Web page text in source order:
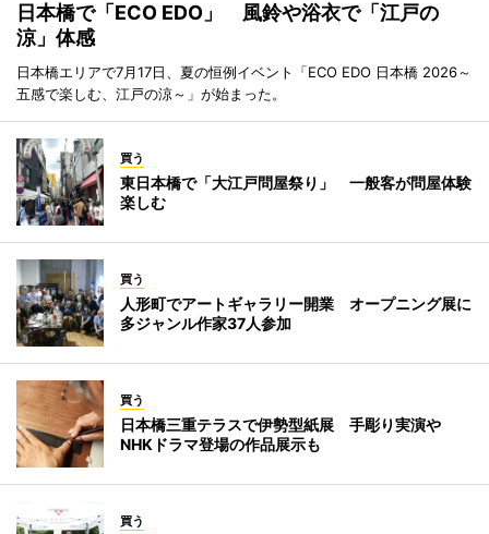
日本橋で「ECO EDO」 風鈴や浴衣で「江戸の
涼」体感
日本橋エリアで7月17日、夏の恒例イベント「ECO EDO 日本橋 2026～
五感で楽しむ、江戸の涼～」が始まった。
買う
東日本橋で「大江戸問屋祭り」 一般客が問屋体験
楽しむ
買う
人形町でアートギャラリー開業 オープニング展に
多ジャンル作家37人参加
買う
日本橋三重テラスで伊勢型紙展 手彫り実演や
NHKドラマ登場の作品展示も
買う